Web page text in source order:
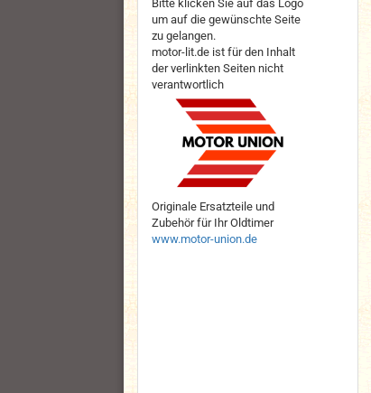
Bitte klicken Sie auf das Logo
um auf die gewünschte Seite
zu gelangen.
motor-lit.de ist für den Inhalt
der verlinkten Seiten nicht
verantwortlich
Originale Ersatzteile und
Zubehör für Ihr Oldtimer
www.motor-union.de